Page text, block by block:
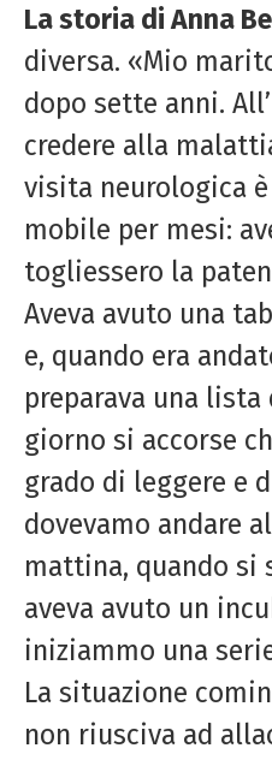
La storia di Anna
diversa. «Mio
dopo sette anni.
credere alla
visita neurologica
mobile per mesi:
togliessero la
Aveva avuto una
e, quando era
preparava una lista
giorno si accorse
grado di leggere e
dovevamo andare
mattina, quando si
aveva avuto un
iniziammo una
La situazione
non riusciva ad